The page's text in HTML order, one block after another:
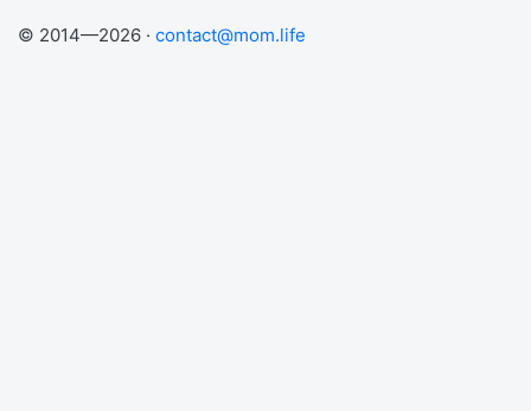
© 2014—2026 · contact@mom.life